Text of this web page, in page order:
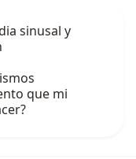
sinusal y
que mi